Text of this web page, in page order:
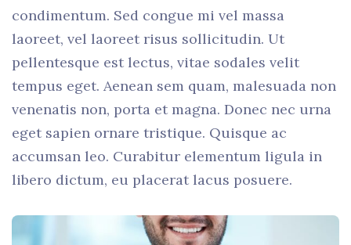
condimentum. Sed congue mi vel massa
laoreet, vel laoreet risus sollicitudin. Ut
pellentesque est lectus, vitae sodales velit
tempus eget. Aenean sem quam, malesuada non
venenatis non, porta et magna. Donec nec urna
eget sapien ornare tristique. Quisque ac
accumsan leo. Curabitur elementum ligula in
libero dictum, eu placerat lacus posuere.